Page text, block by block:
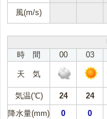
風(m/s)
時 間
00 03
天 気
気温(℃) 24 24
降水量(mm)
0 0